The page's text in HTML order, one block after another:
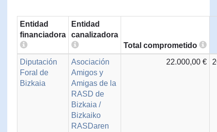
Entidad
financiadora
Entidad
canalizadora
Total comprometido
Diputación
Foral de
Bizkaia
Asociación
Amigos y
Amigas de la
RASD de
Bizkaia /
Bizkaiko
RASDaren
22.000,00 €